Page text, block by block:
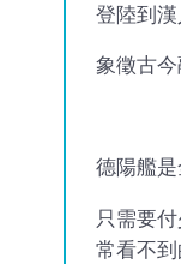
登陸到
象徵古
德陽艦
只需要
常看不